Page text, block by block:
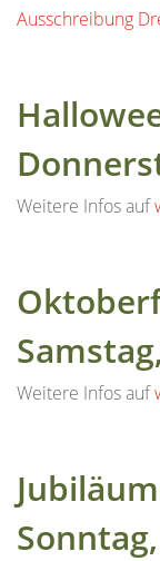
Ausschreibung
Weitere Infos auf
Weitere Infos auf